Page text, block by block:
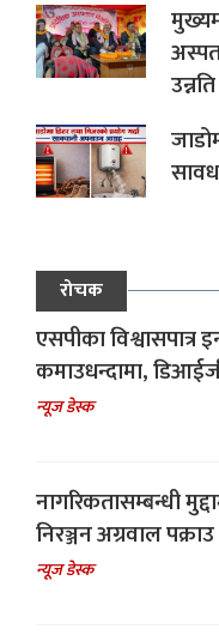
रोचक
एसपीका विश्वासपात्र
कमाउधन्दामा,
न्यूज डेस्क
नागरिकतासम्बन्धी
निरञ्जन अग्रवाल पक्राउ
न्यूज डेस्क